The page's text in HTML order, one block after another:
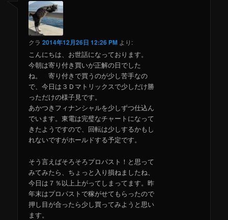
クラ 2014年12月26日 12:26 PM より:
こんにちは、お世話になっております。
今朝は寄り付き買いが正解の日でした
ね。 寄り付きで買うのが少し苦手なの
で、今日は３Ｄマトリックスで少しだけ勝
っただけの様子見です。
あかつきフィナンシャルを少しずつ仕込ん
でいます。東電は完璧なチャートになって
きたようですので、回転は少しするかもし
れないですがホールドする予定です。
そう言えばそろそろプロパスト！と思って
みてみたら、ちょっと入り損ねましたね、
今日は７％以上上がってしまってます。昨
年末はプロパストで稼がせてもらったので
押し目が合ったら少し買ってみようと思い
ます。